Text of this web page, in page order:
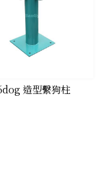
造型繫狗柱